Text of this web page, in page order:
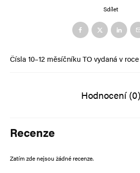
Čísla 10–12 měsíčníku TO vydaná v
Sdílet
Hodnocení (0)
Recenze
Zatím zde nejsou žádné recenze.